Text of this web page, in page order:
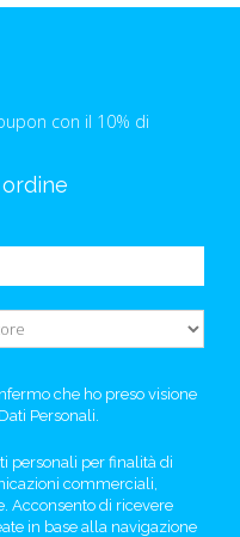
con il 10% di
che ho preso visione
Personali.
personali per finalità di
commerciali,
Acconsento di ricevere
in base alla navigazione